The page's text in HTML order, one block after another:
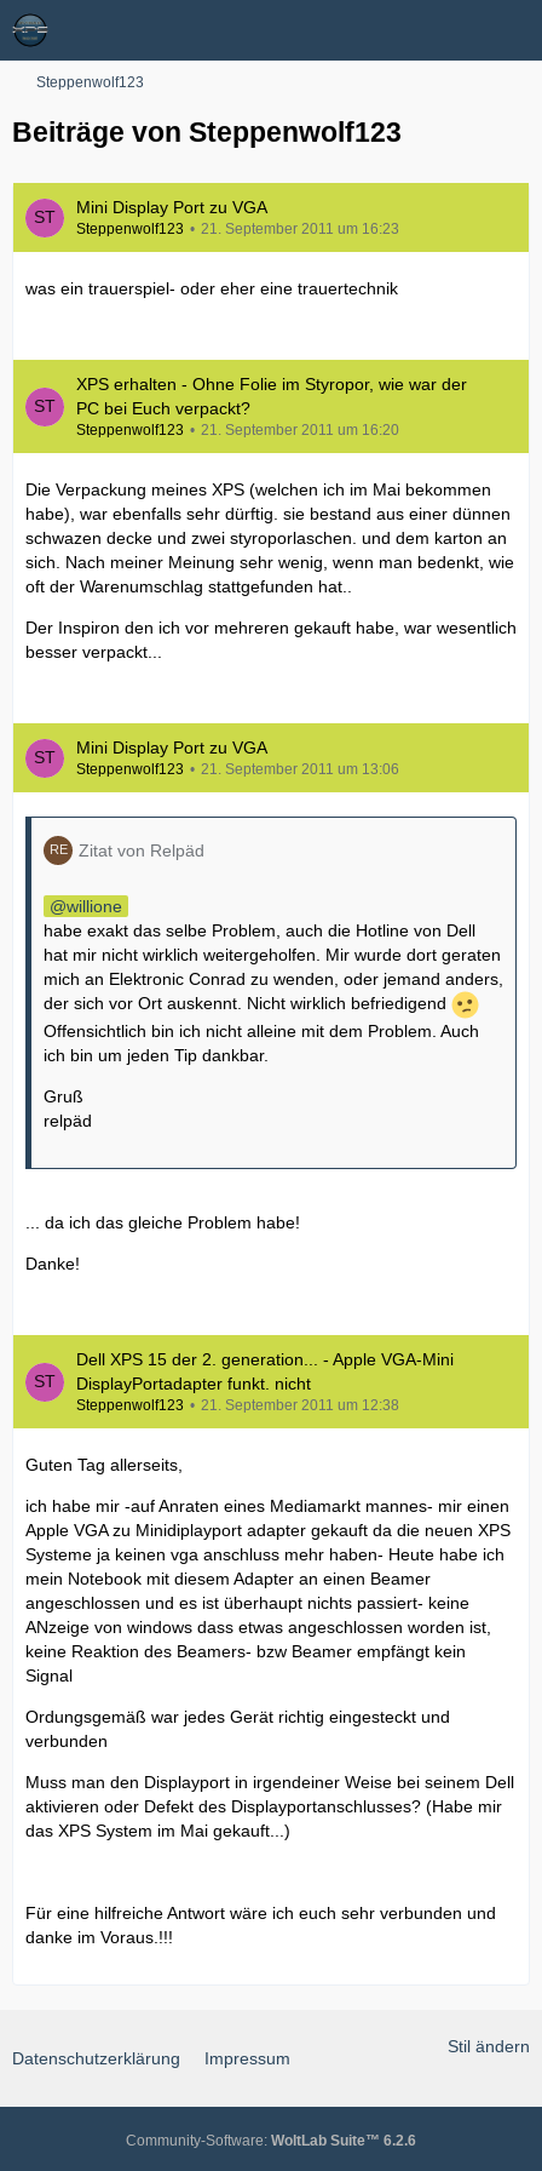
Steppenwolf123
Beiträge von Steppenwolf123
Mini Display Port zu VGA
Steppenwolf123 21. September 2011 um 16:23
was ein trauerspiel- oder eher eine trauertechnik
XPS erhalten - Ohne Folie im Styropor, wie war der
PC bei Euch verpackt?
Steppenwolf123 21. September 2011 um 16:20
Die Verpackung meines XPS (welchen ich im Mai bekommen
habe), war ebenfalls sehr dürftig. sie bestand aus einer dünnen
schwazen decke und zwei styroporlaschen. und dem karton an
sich. Nach meiner Meinung sehr wenig, wenn man bedenkt, wie
oft der Warenumschlag stattgefunden hat..
Der Inspiron den ich vor mehreren gekauft habe, war wesentlich
besser verpackt...
Mini Display Port zu VGA
Steppenwolf123 21. September 2011 um 13:06
Zitat von Relpäd
willione
habe exakt das selbe Problem, auch die Hotline von Dell
hat mir nicht wirklich weitergeholfen. Mir wurde dort geraten
mich an Elektronic Conrad zu wenden, oder jemand anders,
der sich vor Ort auskennt. Nicht wirklich befriedigend
Offensichtlich bin ich nicht alleine mit dem Problem. Auch
ich bin um jeden Tip dankbar.
Gruß
relpäd
... da ich das gleiche Problem habe!
Danke!
Dell XPS 15 der 2. generation... - Apple VGA-Mini
DisplayPortadapter funkt. nicht
Steppenwolf123 21. September 2011 um 12:38
Guten Tag allerseits,
ich habe mir -auf Anraten eines Mediamarkt mannes- mir einen
Apple VGA zu Minidiplayport adapter gekauft da die neuen XPS
Systeme ja keinen vga anschluss mehr haben- Heute habe ich
mein Notebook mit diesem Adapter an einen Beamer
angeschlossen und es ist überhaupt nichts passiert- keine
ANzeige von windows dass etwas angeschlossen worden ist,
keine Reaktion des Beamers- bzw Beamer empfängt kein
Signal
Ordungsgemäß war jedes Gerät richtig eingesteckt und
verbunden
Muss man den Displayport in irgendeiner Weise bei seinem Dell
aktivieren oder Defekt des Displayportanschlusses? (Habe mir
das XPS System im Mai gekauft...)
Für eine hilfreiche Antwort wäre ich euch sehr verbunden und
danke im Voraus.!!!
Stil ändern
Datenschutzerklärung Impressum
Community-Software: WoltLab Suite™ 6.2.6